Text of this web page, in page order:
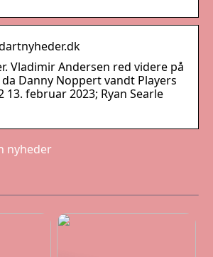
Vladimir Andersen red videre på
Danny Noppert vandt Players
13. februar 2023; Ryan Searle
nyheder